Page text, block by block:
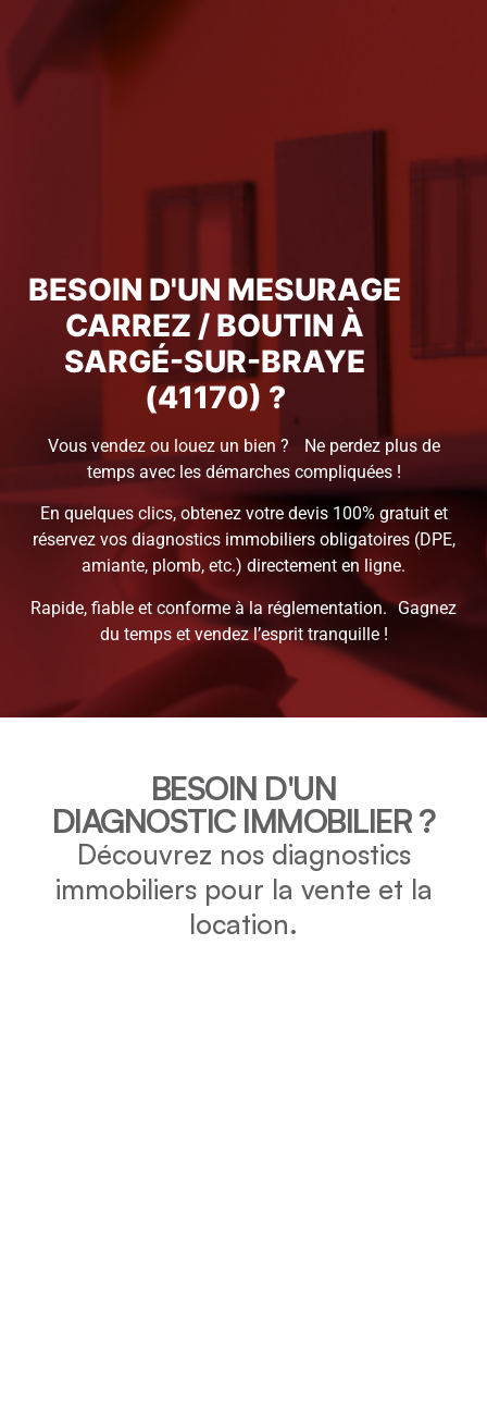
BESOIN D'UN MESURAGE
CARREZ / BOUTIN À
SARGÉ-SUR-BRAYE
(41170) ?
Vous vendez ou louez un bien ? Ne perdez plus de
temps avec les démarches compliquées !
En quelques clics, obtenez votre devis 100% gratuit et
réservez vos diagnostics immobiliers obligatoires (DPE,
amiante, plomb, etc.) directement en ligne.
Rapide, fiable et conforme à la réglementation. Gagnez
du temps et vendez l’esprit tranquille !
BESOIN D'UN
DIAGNOSTIC IMMOBILIER ?
Découvrez nos diagnostics
immobiliers pour la vente et la
location.